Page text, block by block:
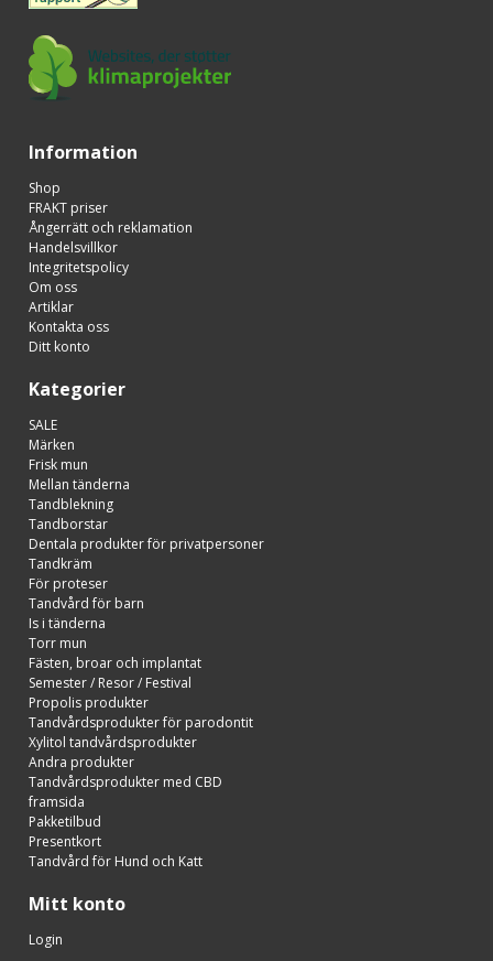
Information
Shop
FRAKT priser
Ångerrätt och reklamation
Handelsvillkor
Integritetspolicy
Om oss
Artiklar
Kontakta oss
Ditt konto
Kategorier
SALE
Märken
Frisk mun
Mellan tänderna
Tandblekning
Tandborstar
Dentala produkter för privatpersoner
Tandkräm
För proteser
Tandvård för barn
Is i tänderna
Torr mun
Fästen, broar och implantat
Semester / Resor / Festival
Propolis produkter
Tandvårdsprodukter för parodontit
Xylitol tandvårdsprodukter
Andra produkter
Tandvårdsprodukter med CBD
framsida
Pakketilbud
Presentkort
Tandvård för Hund och Katt
Mitt konto
Login